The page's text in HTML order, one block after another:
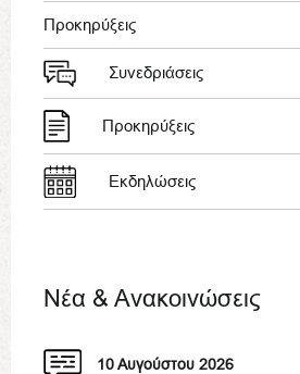
Προκηρύξεις
Συνεδριάσεις
Προκηρύξεις
Εκδηλώσεις
Νέα & Ανακοινώσεις
10 Αυγούστου 2026